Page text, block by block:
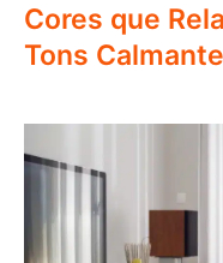
Cores que
Tons